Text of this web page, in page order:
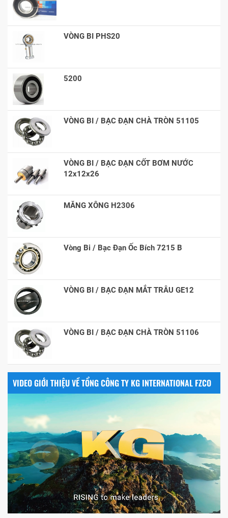
VÒNG BI PHS20
5200
VÒNG BI / BẠC ĐẠN CHÀ TRÒN 51105
VÒNG BI / BẠC ĐẠN CỐT BƠM NƯỚC
12x12x26
MĂNG XÔNG H2306
Vòng Bi / Bạc Đạn Ốc Bích 7215 B
VÒNG BI / BẠC ĐẠN MẮT TRÂU GE12
VÒNG BI / BẠC ĐẠN CHÀ TRÒN 51106
VIDEO GIỚI THIỆU VỀ TỔNG CÔNG TY KG INTERNATIONAL FZCO